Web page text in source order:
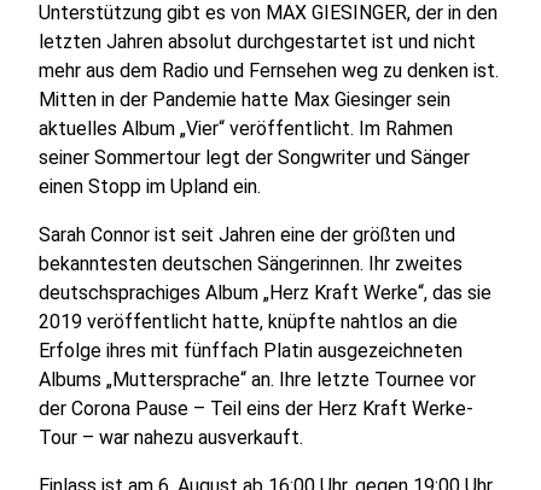
Unterstützung gibt es von MAX GIESINGER, der in den
letzten Jahren absolut durchgestartet ist und nicht
mehr aus dem Radio und Fernsehen weg zu denken ist.
Mitten in der Pandemie hatte Max Giesinger sein
aktuelles Album „Vier“ veröffentlicht. Im Rahmen
seiner Sommertour legt der Songwriter und Sänger
einen Stopp im Upland ein.
Sarah Connor ist seit Jahren eine der größten und
bekanntesten deutschen Sängerinnen. Ihr zweites
deutschsprachiges Album „Herz Kraft Werke“, das sie
2019 veröffentlicht hatte, knüpfte nahtlos an die
Erfolge ihres mit fünffach Platin ausgezeichneten
Albums „Muttersprache“ an. Ihre letzte Tournee vor
der Corona Pause – Teil eins der Herz Kraft Werke-
Tour – war nahezu ausverkauft.